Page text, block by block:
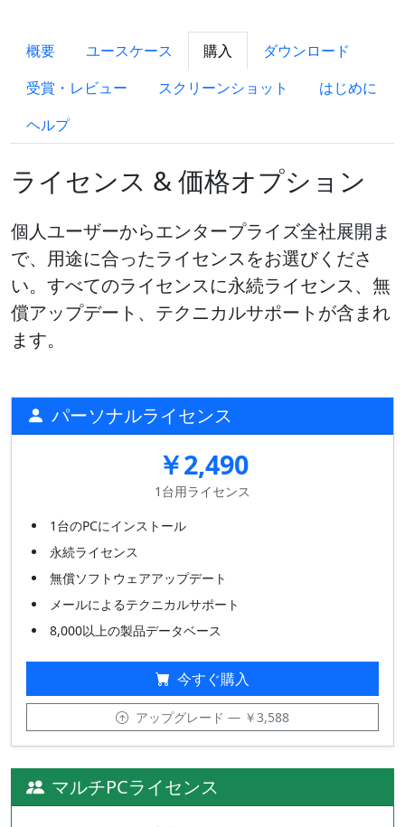
概要 ユースケース 購入
ダウンロード
受賞・レビュー
スクリーンショット
はじめに
ヘルプ
ライセンス & 価格オプション
個人ユーザーからエンタープライズ全社展開ま
で、用途に合ったライセンスをお選びくださ
い。すべてのライセンスに永続ライセンス、無
償アップデート、テクニカルサポートが含まれ
ます。
パーソナルライセンス
￥2,490
1台用ライセンス
1台のPCにインストール
永続ライセンス
無償ソフトウェアアップデート
メールによるテクニカルサポート
8,000以上の製品データベース
今すぐ購入
アップグレード — ￥3,588
マルチPCライセンス